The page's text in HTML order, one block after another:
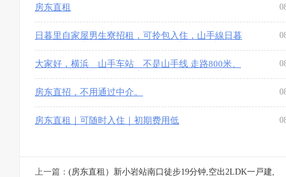
房东直租
日暮里自家屋男生寮招租，可拎包入住，山手線日暮
費
大家好，横浜 山手车站 不是山手线 走路800米、
房东直招，不用通过中介。
房东直租｜可随时入住｜初期费用低
上一篇： (房东直租）新小岩站南口徒步19分钟,空出2LDK一戸建,